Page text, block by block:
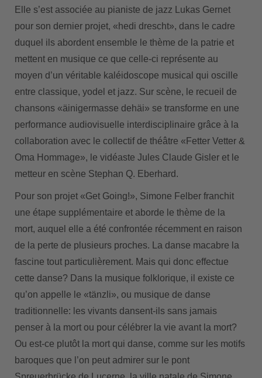
Elle s’est associée au pianiste de jazz Lukas Gernet
pour son dernier projet, «hedi drescht», dans le cadre
duquel ils abordent ensemble le thème de la patrie et
mettent en musique ce que celle-ci représente au
moyen d’un véritable kaléidoscope musical qui oscille
entre classique, yodel et jazz. Sur scène, le recueil de
chansons «äinigermasse dehäi» se transforme en une
performance audiovisuelle interdisciplinaire grâce à la
collaboration avec le collectif de théâtre «Fetter Vetter &
Oma Hommage», le vidéaste Jules Claude Gisler et le
metteur en scène Stephan Q. Eberhard.
Pour son projet «Get Going!», Simone Felber franchit
une étape supplémentaire et aborde le thème de la
mort, auquel elle a été confrontée récemment en raison
de la perte de plusieurs proches. La danse macabre la
fascine tout particulièrement. Mais qui donc effectue
cette danse? Dans la musique folklorique, il existe ce
qu’on appelle le «tänzli», ou musique de danse
traditionnelle: les vivants dansent-ils sans jamais
penser à la mort ou pour célébrer la vie avant la mort?
Ou est-ce plutôt la mort qui danse, comme sur les motifs
baroques que l’on peut admirer sur le pont